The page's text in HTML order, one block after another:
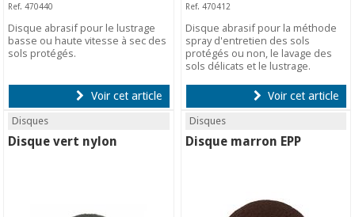
Ref. 470440
Disque abrasif pour le lustrage
basse ou haute vitesse à sec des
sols protégés.
Voir cet article
Ref. 470412
Disque abrasif pour la méthode
spray d'entretien des sols
protégés ou non, le lavage des
sols délicats et le lustrage.
Voir cet article
Disques
Disque vert nylon
Disques
Disque marron EPP